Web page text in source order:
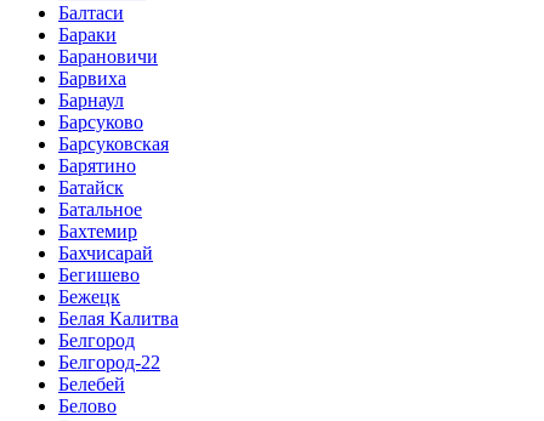
Балтаси
Бараки
Барановичи
Барвиха
Барнаул
Барсуково
Барсуковская
Барятино
Батайск
Батальное
Бахтемир
Бахчисарай
Бегишево
Бежецк
Белая Калитва
Белгород
Белгород-22
Белебей
Белово